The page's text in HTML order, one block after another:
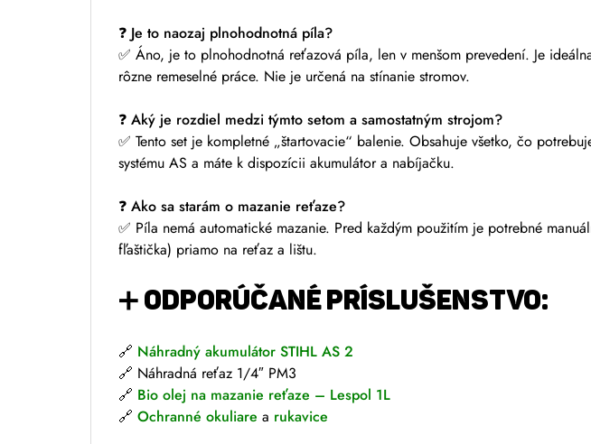
❓ Je to naozaj plnohodnotná píla?
✅ Áno, je to plnohodnotná reťazová píla, len v menšom prevedení. Je
rôzne remeselné práce. Nie je určená na stínanie stromov.
❓ Aký je rozdiel medzi týmto setom a samostatným strojom?
✅ Tento set je kompletné „štartovacie“ balenie. Obsahuje všetko, čo
systému AS a máte k dispozícii akumulátor a nabíjačku.
❓ Ako sa starám o mazanie reťaze?
✅ Píla nemá automatické mazanie. Pred každým použitím je potrebné
fľaštička) priamo na reťaz a lištu.
➕ ODPORÚČANÉ PRÍSLUŠENSTVO:
🔗 Náhradný akumulátor STIHL AS 2
🔗 Náhradná reťaz 1/4″ PM3
🔗 Bio olej na mazanie reťaze – Lespol 1L
🔗 Ochranné okuliare a rukavice